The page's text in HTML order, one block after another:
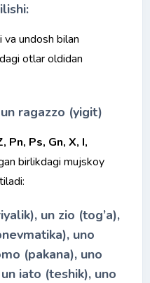
va undosh bilan
otlar oldidan
ragazzo (yigit)
Pn, Ps, Gn, X, I,
birlikdagi mujskoy
un zio (tog’a),
uno
(pakana), uno
iato (teshik), uno